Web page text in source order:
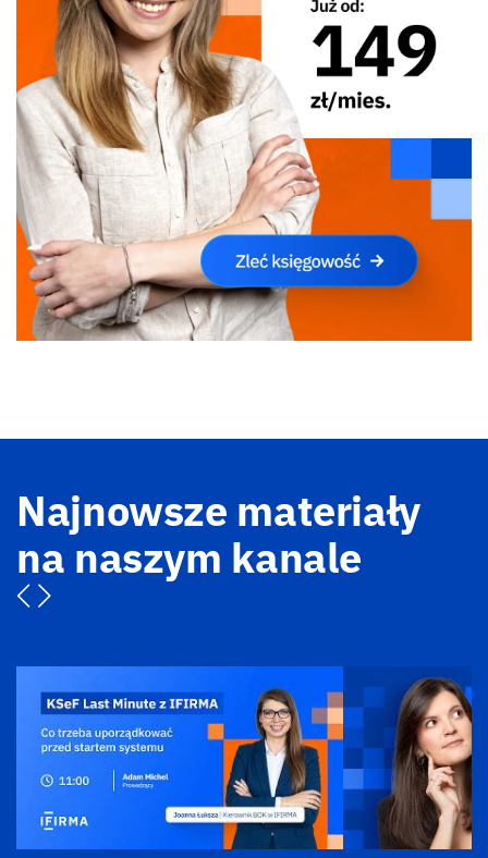
Najnowsze materiały
na naszym kanale